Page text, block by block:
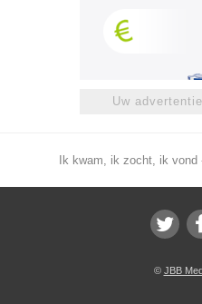
Uw
Ik kwam, ik zocht, ik
© JBB